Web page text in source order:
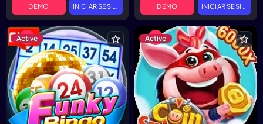
DEMO INICIAR SESIÓN DEMO INICIAR SESIÓN
Active Active